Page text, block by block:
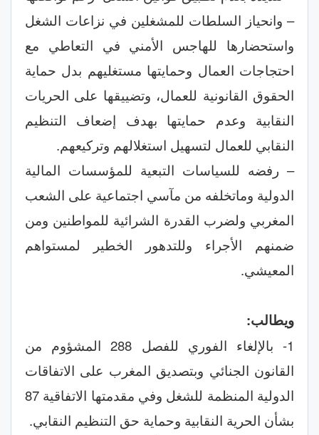
– وانحياز السلطات للمشغلين في نزاعات الشغل
واستحضارها للهاجس الأمني في التعاطي مع
احتجاجات العمال وحمايتها مستغليهم بدل حماية
الحقوق القانونية للعمال، وتضييقها على الحريات
النقابية وعدم حمايتها بهدف إضعاف التنظيم
النقابي للعمال لتسهيل استغلالهم وتركيعهم.
– رفضه للسياسات التبعية للمؤسسات المالية
الدولية وماتخلفه من مآسي اجتماعية على الشعب
المغربي ولضرب القدرة الشرائية للمواطنين ومن
ضمنهم الأجراء وللتدهور الخطير لمستواهم
المعيشي.
ويطالب:
1- بالإلغاء الفوري للفصل 288 المشؤوم من
القانون الجنائي وبتصديق المغرب على الاتفاقات
الدولية المنظمة للشغل وفي مقدمتها الاتفاقية 87
بشأن الحرية النقابية وحماية حق التنظيم النقابي.